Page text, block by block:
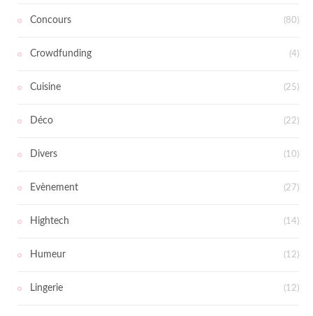
Concours (80)
Crowdfunding (4)
Cuisine (25)
Déco (22)
Divers (10)
Evènement (27)
Hightech (14)
Humeur (12)
Lingerie (12)